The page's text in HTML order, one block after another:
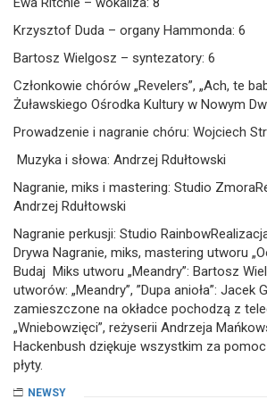
Krzysztof Duda – organy Hammonda: 6
Bartosz Wielgosz – syntezatory: 6
Członkowie chórów „Revelers”, „Ach, te
Żuławskiego Ośrodka Kultury w Nowym
Prowadzenie i nagranie chóru: Wojciech
Muzyka i słowa: Andrzej Rdułtowski
Nagranie, miks i mastering: Studio
Andrzej Rdułtowski
Nagranie perkusji: Studio
Drywa Nagranie, miks, mastering utworu
Budaj Miks utworu „Meandry”: Bartosz
utworów: „Meandry”, ”Dupa anioła”: Jacek
zamieszczone na okładce pochodzą z
„Wniebowzięci”, reżyserii Andrzeja
Hackenbush dziękuje wszystkim za
płyty.
NEWSY